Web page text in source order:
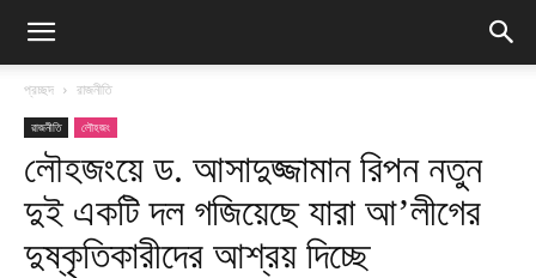
প্রচ্ছদ রাজনীতি
রাজনীতি লৌহজং
লৌহজংয়ে ড. আসাদুজ্জামান রিপন নতুন
দুই একটি দল গজিয়েছে যারা আ’লীগের
দুষ্কৃতিকারীদের আশ্রয় দিচ্ছে